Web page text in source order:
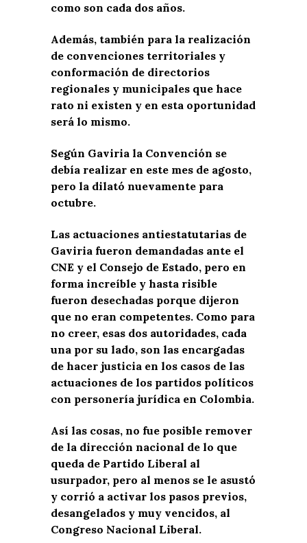
como son cada dos años.
Además, también para la realización
de convenciones territoriales y
conformación de directorios
regionales y municipales que hace
rato ni existen y en esta oportunidad
será lo mismo.
Según Gaviria la Convención se
debía realizar en este mes de agosto,
pero la dilató nuevamente para
octubre.
Las actuaciones antiestatutarias de
Gaviria fueron demandadas ante el
CNE y el Consejo de Estado, pero en
forma increíble y hasta risible
fueron desechadas porque dijeron
que no eran competentes. Como para
no creer, esas dos autoridades, cada
una por su lado, son las encargadas
de hacer justicia en los casos de las
actuaciones de los partidos políticos
con personería jurídica en Colombia.
Así las cosas, no fue posible remover
de la dirección nacional de lo que
queda de Partido Liberal al
usurpador, pero al menos se le asustó
y corrió a activar los pasos previos,
desangelados y muy vencidos, al
Congreso Nacional Liberal.